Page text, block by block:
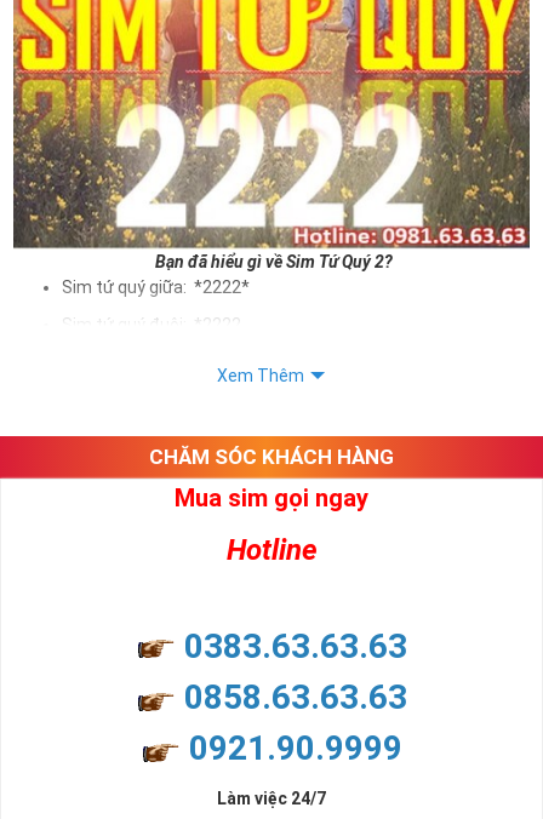
Bạn đã hiểu gì về Sim Tứ Quý 2?
Sim tứ quý giữa: *2222*
Sim tứ quý đuôi: *2222
như sự sắp xếp của các con số trong sim.
Ý nghĩa sim tứ quý 2
nhiều thành công, thăng tiến hơn.
và tính hai mặt. Số 2 thúc giục chúng ta lựa chọn, dựa vào những
đời, nơi bạn phải đưa ra những quyết định quan trọng.
Xem Thêm
CHĂM SÓC KHÁCH HÀNG
Mua sim gọi ngay
Hotline
0383.63.63.63
0858.63.63.63
0921.90.9999
Làm việc 24/7